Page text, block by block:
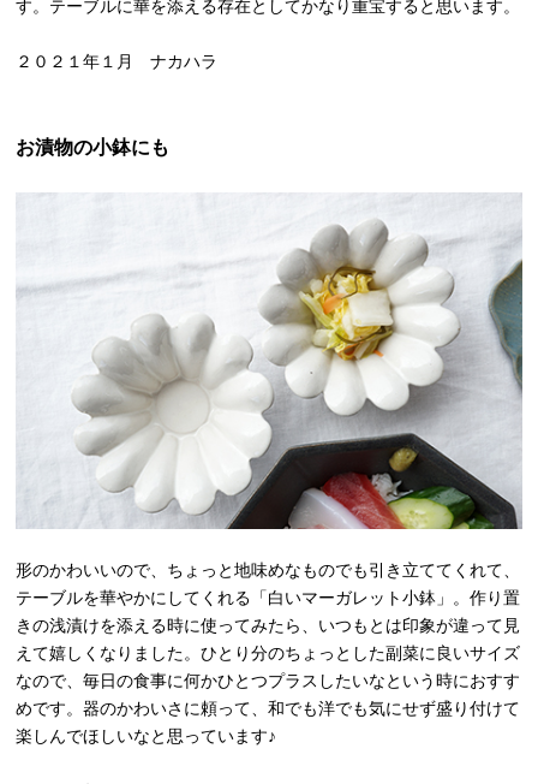
す。テーブルに華を添える存在としてかなり重宝すると思います。
２０２１年１月 ナカハラ
お漬物の小鉢にも
形のかわいいので、ちょっと地味めなものでも引き立ててくれて、
テーブルを華やかにしてくれる「白いマーガレット小鉢」。作り置
きの浅漬けを添える時に使ってみたら、いつもとは印象が違って見
えて嬉しくなりました。ひとり分のちょっとした副菜に良いサイズ
なので、毎日の食事に何かひとつプラスしたいなという時におすす
めです。器のかわいさに頼って、和でも洋でも気にせず盛り付けて
楽しんでほしいなと思っています♪